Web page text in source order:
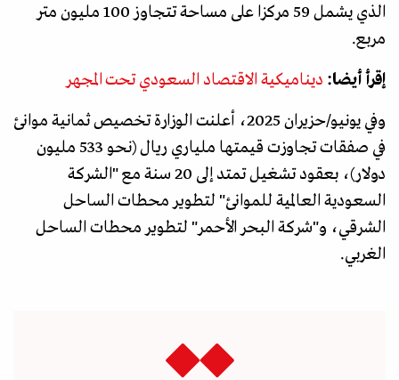
الذي يشمل 59 مركزا على مساحة تتجاوز 100 مليون متر
مربع.
إقرأ أيضا: ديناميكية الاقتصاد السعودي تحت المجهر
وفي يونيو/حزيران 2025، أعلنت الوزارة تخصيص ثمانية موانئ
في صفقات تجاوزت قيمتها ملياري ريال (نحو 533 مليون
دولار)، بعقود تشغيل تمتد إلى 20 سنة مع "الشركة
السعودية العالمية للموانئ" لتطوير محطات الساحل
الشرقي، و"شركة البحر الأحمر" لتطوير محطات الساحل
الغربي.